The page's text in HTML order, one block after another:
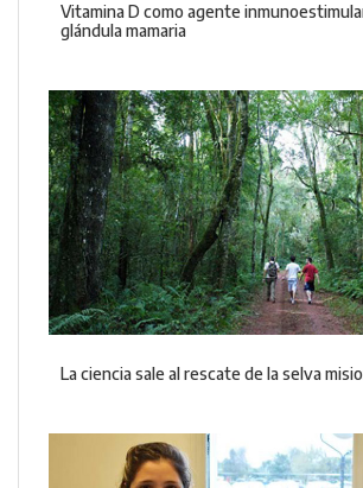
Vitamina D como agente
glándula mamaria
La ciencia sale al rescate de la selva